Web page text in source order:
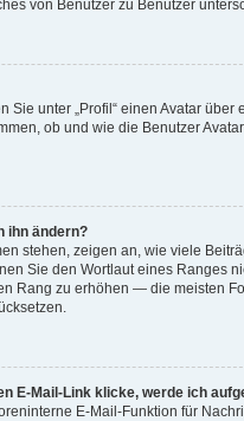
von Benutzer zu Benutzer
Sie unter „Profil“ einen Avatar
ob und wie die Benutzer
ihn ändern?
stehen, zeigen an, wie viele
Sie den Wortlaut eines Ranges
Rang zu erhöhen — die meisten
E-Mail-Link klicke, werde ich
E-Mail-Funktion für